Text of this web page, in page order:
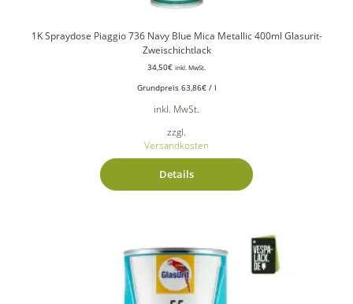
1K Spraydose Piaggio 736 Navy Blue Mica Metallic 400ml Glasurit-
Zweischichtlack
34,50€ inkl. MwSt.
Grundpreis 63,86€/ l
inkl. MwSt.
zzgl.
Versandkosten
Details